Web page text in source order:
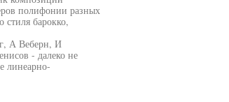
полифонии разных
стиля барокко,
А Веберн, И
- далеко не
линеарно-